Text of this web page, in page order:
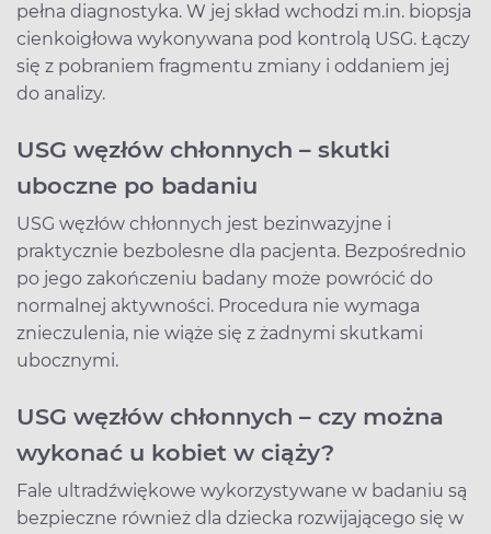
pełna diagnostyka. W jej skład wchodzi m.in. biopsja
cienkoigłowa wykonywana pod kontrolą USG. Łączy
się z pobraniem fragmentu zmiany i oddaniem jej
do analizy.
USG węzłów chłonnych – skutki
uboczne po badaniu
USG węzłów chłonnych jest bezinwazyjne i
praktycznie bezbolesne dla pacjenta. Bezpośrednio
po jego zakończeniu badany może powrócić do
normalnej aktywności. Procedura nie wymaga
znieczulenia, nie wiąże się z żadnymi skutkami
ubocznymi.
USG węzłów chłonnych – czy można
wykonać u kobiet w ciąży?
Fale ultradźwiękowe wykorzystywane w badaniu są
bezpieczne również dla dziecka rozwijającego się w